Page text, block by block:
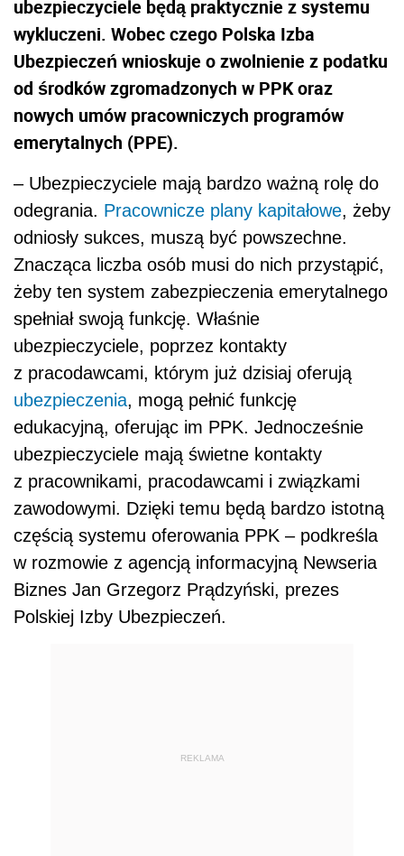
ubezpieczyciele będą praktycznie z systemu
wykluczeni. Wobec czego Polska Izba
Ubezpieczeń wnioskuje o zwolnienie z podatku
od środków zgromadzonych w PPK oraz
nowych umów pracowniczych programów
emerytalnych (PPE).
– Ubezpieczyciele mają bardzo ważną rolę do
odegrania. Pracownicze plany kapitałowe, żeby
odniosły sukces, muszą być powszechne.
Znacząca liczba osób musi do nich przystąpić,
żeby ten system zabezpieczenia emerytalnego
spełniał swoją funkcję. Właśnie
ubezpieczyciele, poprzez kontakty
z pracodawcami, którym już dzisiaj oferują
ubezpieczenia, mogą pełnić funkcję
edukacyjną, oferując im PPK. Jednocześnie
ubezpieczyciele mają świetne kontakty
z pracownikami, pracodawcami i związkami
zawodowymi. Dzięki temu będą bardzo istotną
częścią systemu oferowania PPK – podkreśla
w rozmowie z agencją informacyjną Newseria
Biznes Jan Grzegorz Prądzyński, prezes
Polskiej Izby Ubezpieczeń.
REKLAMA